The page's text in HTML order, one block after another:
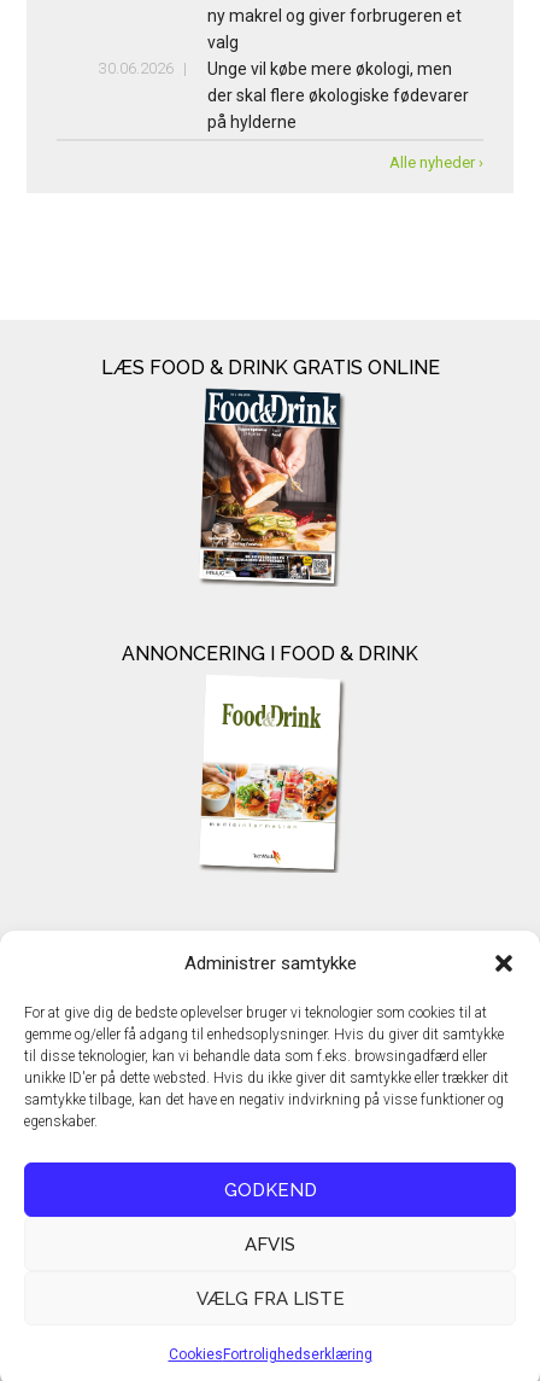
Administrer samtykke
For at give dig de bedste oplevelser bruger vi teknologier som cookies til at
gemme og/eller få adgang til enhedsoplysninger. Hvis du giver dit samtykke
til disse teknologier, kan vi behandle data som f.eks. browsingadfærd eller
unikke ID'er på dette websted. Hvis du ikke giver dit samtykke eller trækker dit
samtykke tilbage, kan det have en negativ indvirkning på visse funktioner og
egenskaber.
GODKEND
AFVIS
VÆLG FRA LISTE
Cookies Fortrolighedserklæring
ny makrel og giver forbrugeren et
valg
30.06.2026
Unge vil købe mere økologi, men
der skal flere økologiske fødevarer
på hylderne
Alle nyheder ›
LÆS FOOD & DRINK GRATIS ONLINE
ANNONCERING I FOOD & DRINK
TechMedia A/S
DK – 2600 Glostrup
www.techmedia.dk
Telefon: +45 43 24 26 28
E-mail:info@techmedia.dk